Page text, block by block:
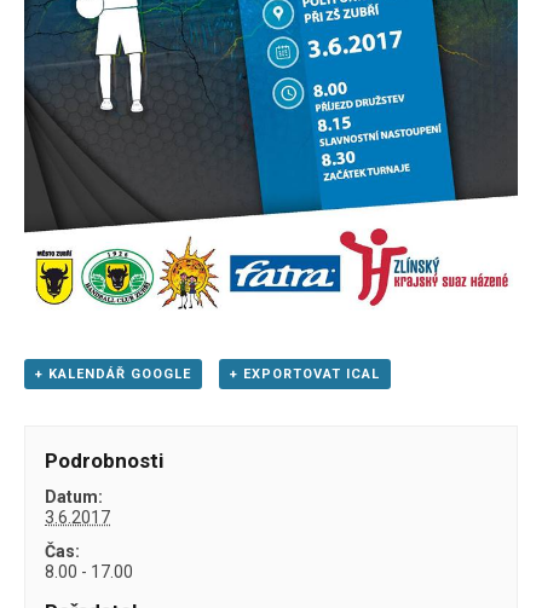
+ KALENDÁŘ GOOGLE + EXPORTOVAT ICAL
Podrobnosti
Datum:
3.6.2017
Čas:
8.00 - 17.00